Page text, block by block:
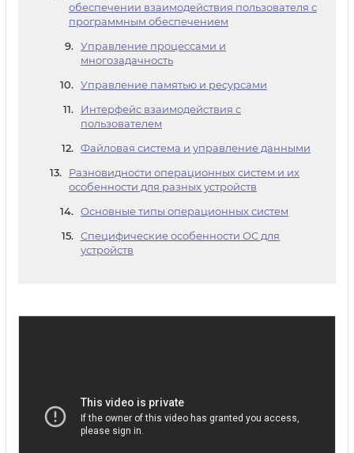
обеспечении взаимодействия пользователя с
программным обеспечением
Управление процессами и
многозадачность
Управление памятью и ресурсами
Интерфейс взаимодействия с
пользователем
Файловая система и управление данными
Разновидности операционных систем и их
особенности для разных устройств
Основные типы операционных систем
Специфические особенности ОС для
устройств